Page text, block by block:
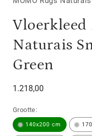
Vloerkleed
Naturais
Green
Normale
1.218,00
Grootte:
140x200 cm